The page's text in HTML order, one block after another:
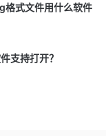
式文件用什么软件
支持打开？